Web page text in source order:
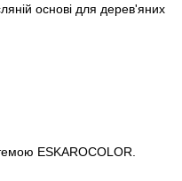
основі для дерев'яних
ESKAROCOLOR.